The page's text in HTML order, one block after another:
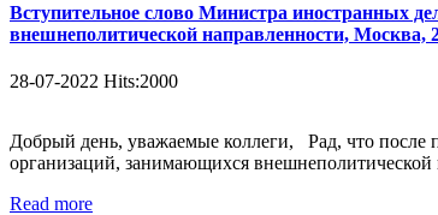
Вступительное слово Министра иностранных
внешнеполитической направленности, Москва,
28-07-2022 Hits:2000
Добрый день, уважаемые коллеги, Рад, что
организаций, занимающихся
Read more